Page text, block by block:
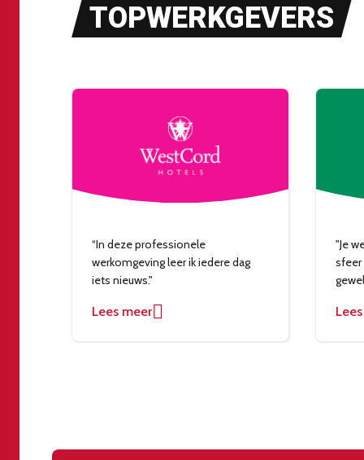
TOPWERKGEVERS
“In deze professionele
werkomgeving leer ik iedere dag
iets nieuws."
Lees meer
"Je
sfeer